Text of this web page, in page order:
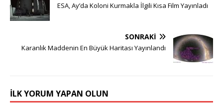
ESA, Ay’da Koloni Kurmakla İlgili Kısa Film Yayınladı
SONRAKI
Karanlık Maddenin En Büyük Haritası Yayınlandı
İLK YORUM YAPAN OLUN